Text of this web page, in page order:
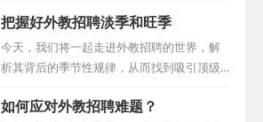
的文化背景至关重要。例如，学校应了解并
尊重他们的饮食习惯、宗教信仰等，以创...
师的学术背景是评估其教学能力的关键。当
您寻找外籍英语教师时，首先要关注他们的
学历和语言教学相关培训经历。受过正规教
对语言习得和教学策略有深入的了解，能够
和专业知识。然而，招聘这些教育人才是一
项复杂且需要细致规划的任务。从初步接触
到招聘后的支持，每一步都需要周密的考虑
和战略性的规划。本指南旨在全面解析招聘
外籍教师的全过程，深入外教招聘细节，提
供实用的见解和专家建议，帮助教育机构成
把握好外教招聘淡季和旺季
今天，我们将一起走进外教招聘的世界，解
析其背后的季节性规律，从而找到吸引顶级
人才的最佳策略。跟随我们的脚步，一同在
教育招聘的高峰与低谷中探索，发现如何有
如何应对外教招聘难题？